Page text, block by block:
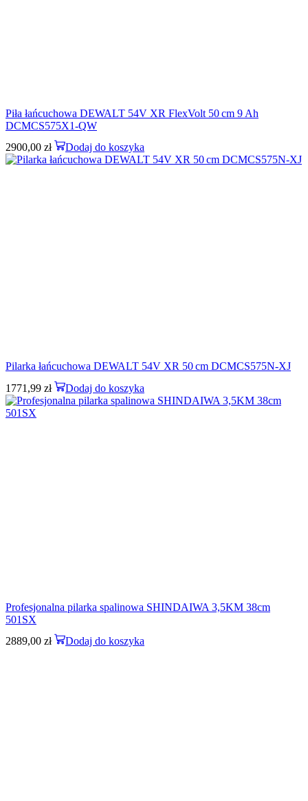
Piła łańcuchowa DEWALT 54V XR FlexVolt 50 cm 9 Ah
DCMCS575X1-QW
2900,00 zł Dodaj do koszyka
Pilarka łańcuchowa DEWALT 54V XR 50 cm DCMCS575N-XJ
1771,99 zł Dodaj do koszyka
Profesjonalna pilarka spalinowa SHINDAIWA 3,5KM 38cm
501SX
2889,00 zł Dodaj do koszyka